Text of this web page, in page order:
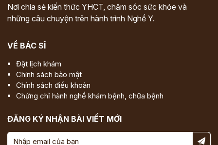
Nơi chia sẻ kiến thức YHCT, chăm sóc sức khỏe và
những câu chuyện trên hành trình Nghề Y.
VỀ BÁC SĨ
Đặt lịch khám
Chính sách bảo mật
Chính sách điều khoản
Chứng chỉ hành nghề khám bệnh, chữa bệnh
ĐĂNG KÝ NHẬN BÀI VIẾT MỚI